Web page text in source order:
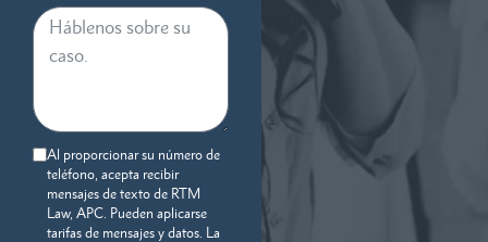
Al proporcionar su número de
teléfono, acepta recibir
mensajes de texto de RTM
Law, APC. Pueden aplicarse
tarifas de mensajes y datos. La